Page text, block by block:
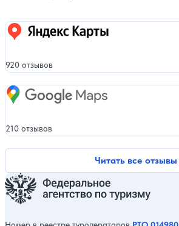
Читать все отзывы
Яндекс карты
920 отзывов
Google Maps
210 отзывов